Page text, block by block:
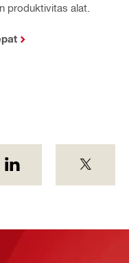
produktivitas alat.